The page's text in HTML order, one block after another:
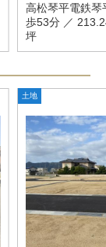
高松琴平電鉄琴
歩53分 ／
坪
土地